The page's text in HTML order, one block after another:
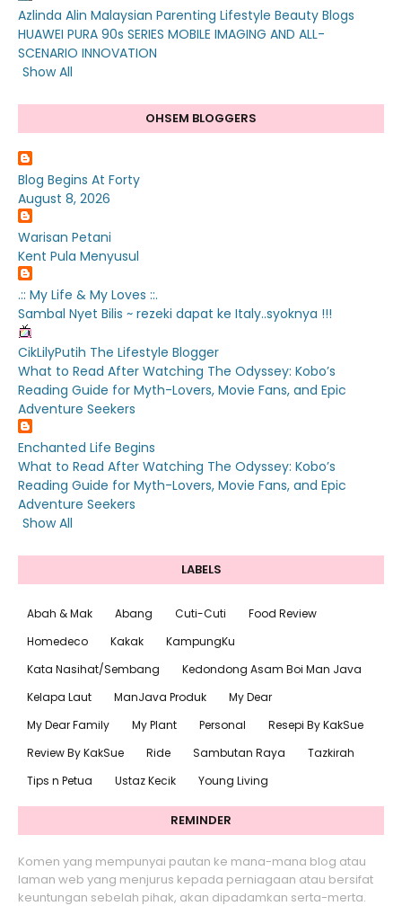
Azlinda Alin Malaysian Parenting Lifestyle Beauty Blogs
HUAWEI PURA 90s SERIES MOBILE IMAGING AND ALL-
SCENARIO INNOVATION
Show All
OHSEM BLOGGERS
Blog Begins At Forty
August 8, 2026
Warisan Petani
Kent Pula Menyusul
.:: My Life & My Loves ::.
Sambal Nyet Bilis ~ rezeki dapat ke Italy..syoknya !!!
CikLilyPutih The Lifestyle Blogger
What to Read After Watching The Odyssey: Kobo’s
Reading Guide for Myth-Lovers, Movie Fans, and Epic
Adventure Seekers
Enchanted Life Begins
What to Read After Watching The Odyssey: Kobo’s
Reading Guide for Myth-Lovers, Movie Fans, and Epic
Adventure Seekers
Show All
LABELS
Abah & Mak Abang Cuti-Cuti
Food Review
Homedeco
Kakak
KampungKu
Kata Nasihat/Sembang
Kedondong Asam Boi Man Java
Kelapa Laut
ManJava Produk
My Dear
My Dear Family
My Plant Personal
Resepi By KakSue
Review By KakSue
Ride Sambutan Raya
Tazkirah
Tips n Petua
Ustaz Kecik Young Living
REMINDER
Komen yang mempunyai pautan ke mana-mana blog atau
laman web yang menjurus kepada perniagaan atau bersifat
keuntungan sebelah pihak, akan dipadamkan serta-merta.